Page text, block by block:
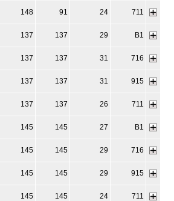
148 91 24 711
137 137 29 B1
137 137 31 716
137 137 31 915
137 137 26 711
145 145 27 B1
145 145 29 716
145 145 29 915
145 145 24 711